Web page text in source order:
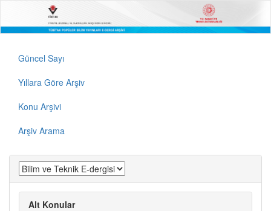
Güncel Sayı
Yıllara Göre Arşiv
Konu Arşivi
Arşiv Arama
Alt Konular